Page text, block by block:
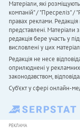
Матеріали, які
компаній" / "Пресреліз" /
правах реклами.
представлені.
редакція бере участь у
висловлені у цих
Редакція не несе
оприлюднені у рекламних
законодавством,
Cуб'єкт у сфері онлайн-
РЕКЛАМА